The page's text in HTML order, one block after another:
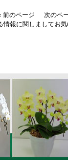
前のページ
次のペ
報に関しましてお気